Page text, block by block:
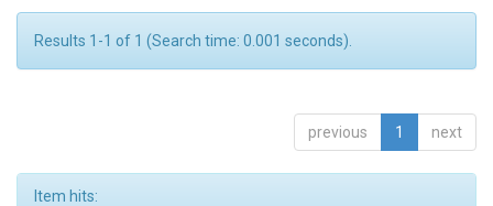
Results 1-1 of 1 (Search time: 0.001 seconds).
previous 1 next
Item hits: